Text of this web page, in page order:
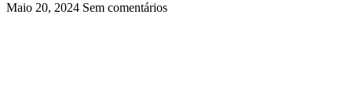
Maio 20, 2024 Sem comentários